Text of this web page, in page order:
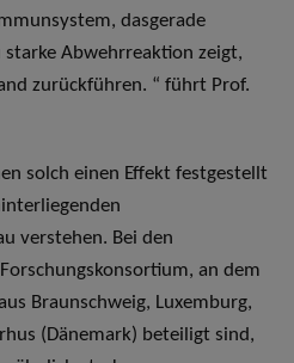
dasgerade
starke Abwehrreaktion zeigt,
zurückführen. “ führt Prof.
solch einen Effekt festgestellt
verstehen. Bei den
an dem
Braunschweig, Luxemburg,
(Dänemark) beteiligt sind,